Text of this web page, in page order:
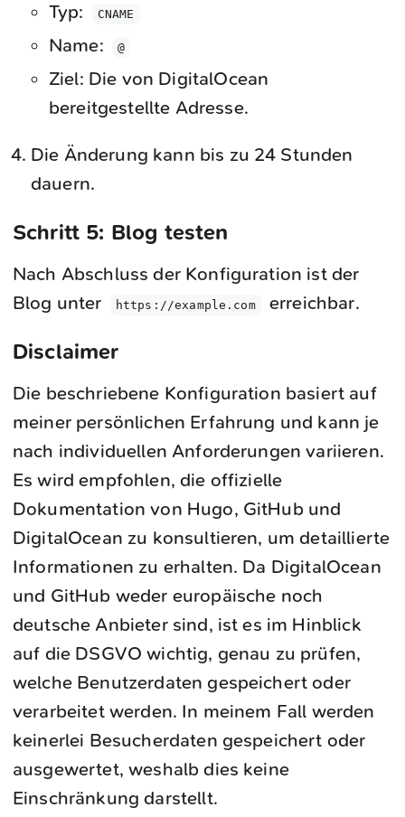
Typ:
CNAME
Name: @
Ziel: Die von DigitalOcean
bereitgestellte Adresse.
Die Änderung kann bis zu 24 Stunden
dauern.
Schritt 5: Blog testen
Nach Abschluss der Konfiguration ist der
Blog unter
https://example.com erreichbar.
Disclaimer
Die beschriebene Konfiguration basiert auf
meiner persönlichen Erfahrung und kann je
nach individuellen Anforderungen variieren.
Es wird empfohlen, die offizielle
Dokumentation von Hugo, GitHub und
DigitalOcean zu konsultieren, um detaillierte
Informationen zu erhalten. Da DigitalOcean
und GitHub weder europäische noch
deutsche Anbieter sind, ist es im Hinblick
auf die DSGVO wichtig, genau zu prüfen,
welche Benutzerdaten gespeichert oder
verarbeitet werden. In meinem Fall werden
keinerlei Besucherdaten gespeichert oder
ausgewertet, weshalb dies keine
Einschränkung darstellt.